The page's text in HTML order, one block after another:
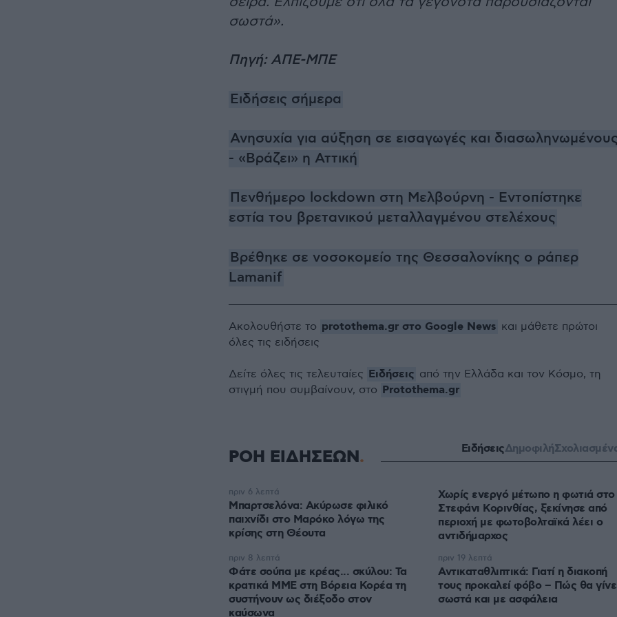
σωστά».
Πηγή: ΑΠΕ-ΜΠΕ
Ειδήσεις σήμερα
Ανησυχία για αύξηση σε εισαγωγές και
- «Βράζει» η Αττική
Πενθήμερο lockdown στη Μελβούρνη - Εντοπίστηκε
εστία του βρετανικού μεταλλαγμένου στελέχους
Βρέθηκε σε νοσοκομείο της Θεσσαλονίκης ο ράπερ
Lamanif
Ακολουθήστε το protothema.gr στο Google News και μάθετε πρώτοι
όλες τις ειδήσεις
Δείτε όλες τις τελευταίες Ειδήσεις από την Ελλάδα και τον Κόσμο, τη
στιγμή που συμβαίνουν, στο Protothema.gr
ΡΟΗ ΕΙΔΗΣΕΩΝ ΕιδήσειςΔημοφιλή
Μπαρτσελόνα: Ακύρωσε φιλικό
παιχνίδι στο Μαρόκο λόγω της
κρίσης στη Θέουτα
πριν 6 λεπτά
Φάτε σούπα με κρέας... σκύλου: Τα
κρατικά ΜΜΕ στη Βόρεια Κορέα τη
συστήνουν ως διέξοδο στον
καύσωνα
πριν 8 λεπτά
Χωρίς ενεργό μέτωπο η φωτιά στο
Στεφάνι Κορινθίας, ξεκίνησε από
περιοχή με φωτοβολταϊκά λέει ο
αντιδήμαρχος
Αντικαταθλιπτικά: Γιατί η διακοπή
τους προκαλεί φόβο – Πώς θα
σωστά και με ασφάλεια
πριν 19 λεπτά